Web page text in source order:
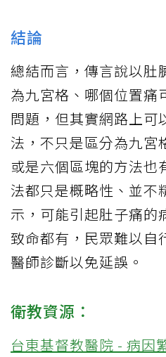
結論
總結而言，傳言說以肚
為九宮格、哪個位置痛
問題，但其實網路上可
法，不只是區分為九宮
或是六個區塊的方法也
法都只是概略性、並不
示，可能引起肚子痛的
致命都有，民眾難以自
醫師診斷以免延誤。
衛教資源：
台東基督教醫院 - 病